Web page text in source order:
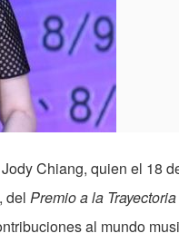
Jody Chiang, quien el 18
del Premio a la Trayectoria
al mundo